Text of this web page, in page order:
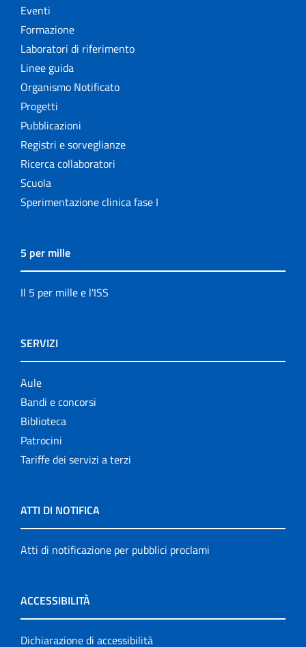
Eventi
Formazione
Laboratori di riferimento
Linee guida
Organismo Notificato
Progetti
Pubblicazioni
Registri e sorveglianze
Ricerca collaboratori
Scuola
Sperimentazione clinica fase I
5 per mille
Il 5 per mille e l'ISS
SERVIZI
Aule
Bandi e concorsi
Biblioteca
Patrocini
Tariffe dei servizi a terzi
ATTI DI NOTIFICA
Atti di notificazione per pubblici proclami
ACCESSIBILITÀ
Dichiarazione di accessibilità